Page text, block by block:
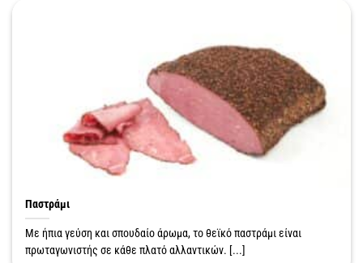
Παστράμι
Με ήπια γεύση και σπουδαίο άρωμα, το θεϊκό παστράμι είναι
πρωταγωνιστής σε κάθε πλατό αλλαντικών. [...]